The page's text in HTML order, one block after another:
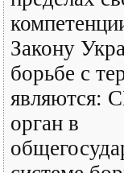
Закону
борьбе с
являются:
орган в